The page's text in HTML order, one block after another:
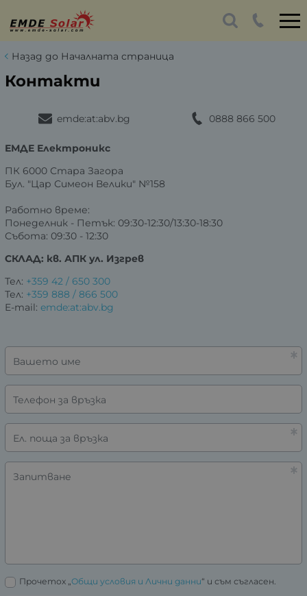
Назад до Началната страница
Контакти
emde:at:abv.bg 0888 866 500
ЕМДЕ Електроникс
ПК 6000 Стара Загора
Бул. "Цар Симеон Велики" №158
Работно време:
Понеделник - Петък: 09:30-12:30/13:30-18:30
Събота: 09:30 - 12:30
СКЛАД: кв. АПК ул. Изгрев
Тел: +359 42 / 650 300
Тел: +359 888 / 866 500
E-mail: emde:at:abv.bg
Вашето име
Телефон за връзка
Ел. поща за връзка
Запитване
Прочетох „Общи условия и Лични данни“ и съм съгласен.